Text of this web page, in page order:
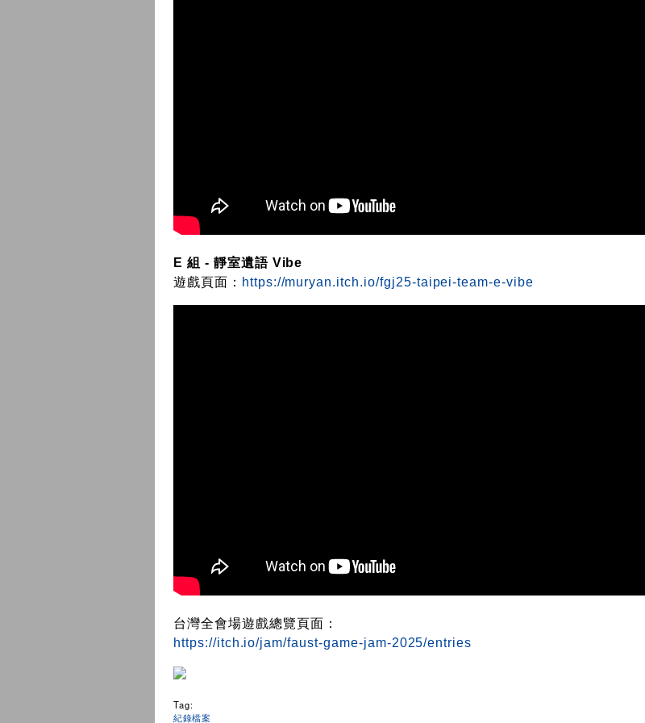
E 組 - 靜室遺語 Vibe
遊戲頁面： https://muryan.itch.io/fgj25-taipei-team-e-vibe
台灣全會場遊戲總覽頁面：
https://itch.io/jam/faust-game-jam-2025/entries
Tag:
紀錄檔案